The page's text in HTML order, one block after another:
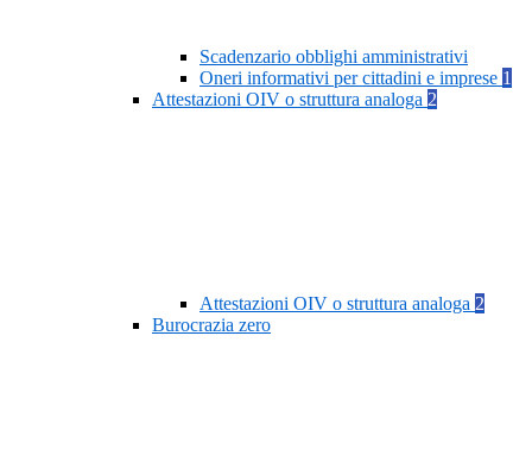
Scadenzario obblighi amministrativi
Oneri informativi per cittadini e imprese 1
Attestazioni OIV o struttura analoga 2
Attestazioni OIV o struttura analoga 2
Burocrazia zero